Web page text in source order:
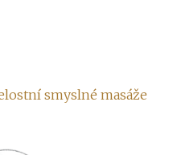
smyslné masáže